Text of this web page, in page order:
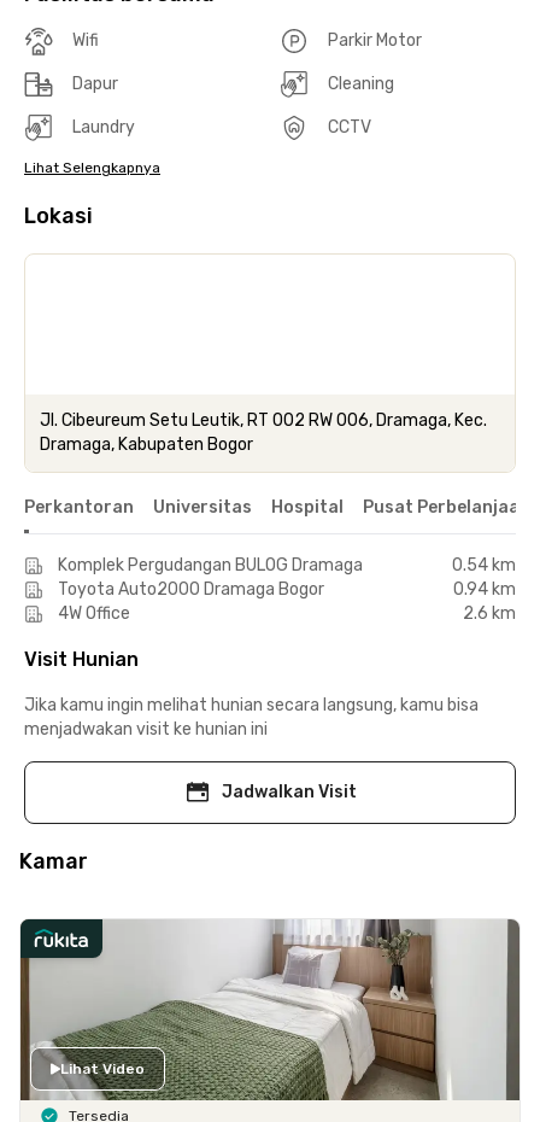
Wifi Parkir Motor
Dapur Cleaning
Laundry CCTV
Lihat Selengkapnya
Lokasi
Jl. Cibeureum Setu Leutik, RT 002 RW 006, Dramaga, Kec.
Dramaga, Kabupaten Bogor
Perkantoran Universitas Hospital Pusat Perbelanjaan
Komplek Pergudangan BULOG Dramaga
0.54 km
Toyota Auto2000 Dramaga Bogor
0.94 km
4W Office
2.6 km
Visit Hunian
Jika kamu ingin melihat hunian secara langsung, kamu bisa
menjadwakan visit ke hunian ini
Jadwalkan Visit
Kamar
Lihat Video
Tersedia